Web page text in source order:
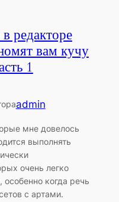
редакторе
вам кучу
1
admin
мне довелось
выполнять
очень легко
особенно когда речь
с артами.